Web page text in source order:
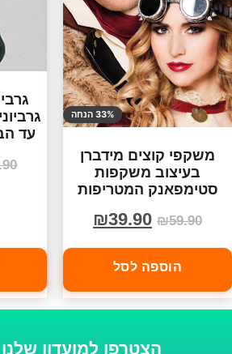
33% הנחה
משקפי קוצים מידברן
בעיצוב משקפות
סטימפאנק המטריפות
₪59.90
₪39.90
הוספה לסל
עד
הצטרפו למועדון שלנו